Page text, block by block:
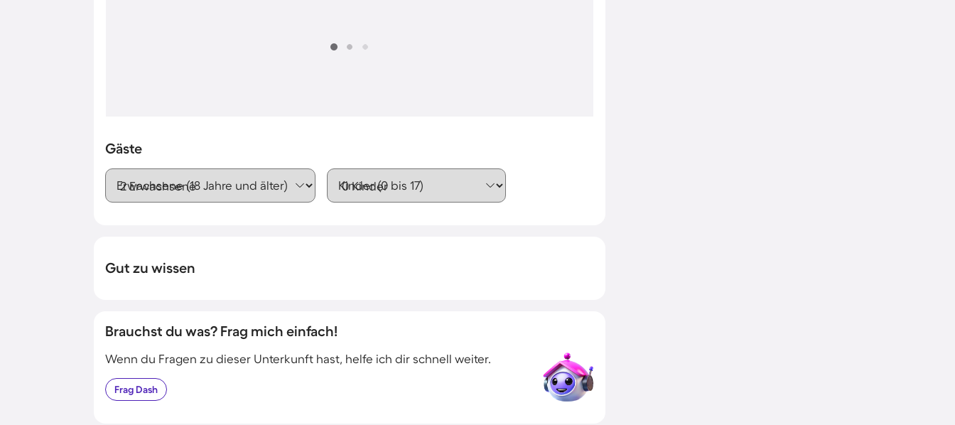
Gäste
Erwachsene (18 Jahre und älter) Kinder (0 bis 17)
Gut zu wissen
Brauchst du was? Frag mich einfach!
Wenn du Fragen zu dieser Unterkunft hast, helfe ich dir schnell weiter.
FragDash